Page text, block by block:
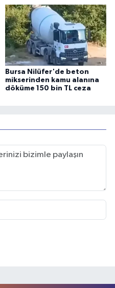
Bursa Nilüfer'de beton
mikserinden kamu alanına
döküme 150 bin TL ceza